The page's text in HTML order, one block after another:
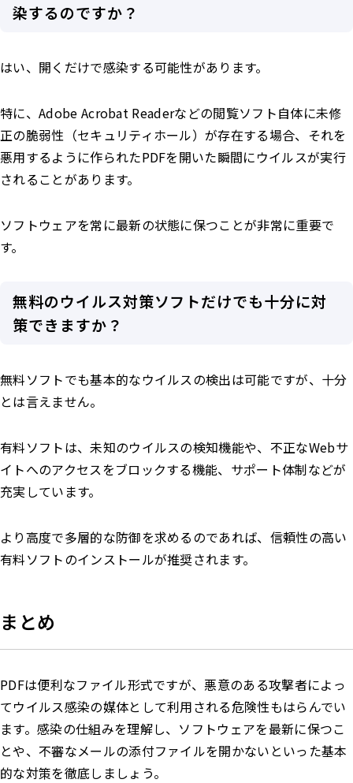
染するのですか？
はい、開くだけで感染する可能性があります。
特に、Adobe Acrobat Readerなどの閲覧ソフト自体に未修
正の脆弱性（セキュリティホール）が存在する場合、それを
悪用するように作られたPDFを開いた瞬間にウイルスが実行
されることがあります。
ソフトウェアを常に最新の状態に保つことが非常に重要で
す。
無料のウイルス対策ソフトだけでも十分に対
策できますか？
無料ソフトでも基本的なウイルスの検出は可能ですが、十分
とは言えません。
有料ソフトは、未知のウイルスの検知機能や、不正なWebサ
イトへのアクセスをブロックする機能、サポート体制などが
充実しています。
より高度で多層的な防御を求めるのであれば、信頼性の高い
有料ソフトのインストールが推奨されます。
まとめ
PDFは便利なファイル形式ですが、悪意のある攻撃者によっ
てウイルス感染の媒体として利用される危険性もはらんでい
ます。感染の仕組みを理解し、ソフトウェアを最新に保つこ
とや、不審なメールの添付ファイルを開かないといった基本
的な対策を徹底しましょう。